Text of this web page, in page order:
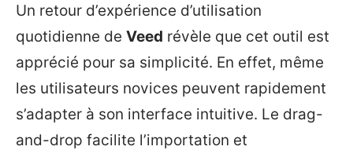
Un retour d’expérience d’utilisation
quotidienne de Veed révèle que cet outil est
apprécié pour sa simplicité. En effet, même
les utilisateurs novices peuvent rapidement
s’adapter à son interface intuitive. Le drag-
and-drop facilite l’importation et